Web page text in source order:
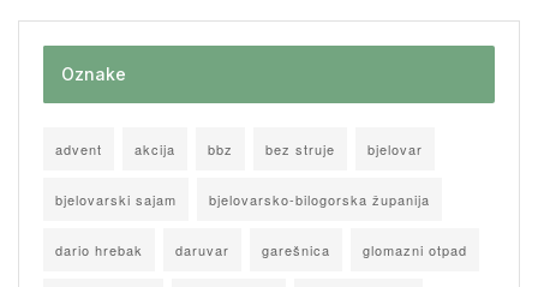
Oznake
advent akcija bbz bez struje bjelovar
bjelovarski sajam bjelovarsko-bilogorska županija
dario hrebak daruvar garešnica glomazni otpad